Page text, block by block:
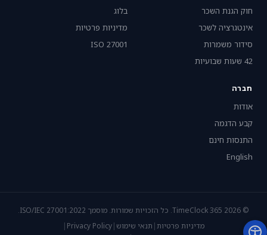
חוק הגנת השכר
אינטגרציה לשכר
סידור משמרות
42 שעות שבועיות
בלוג
מדיניות פרטיות
ISO 27001
חברה
אודות
קבע הדגמה
התנסות חינם
English
© 2026 TimeClock 365. כל הזכויות שמורות. מוסמך ISO/IEC 27001:2022.
מדיניות פרטיות| תנאי שימוש |
Privacy Policy
|